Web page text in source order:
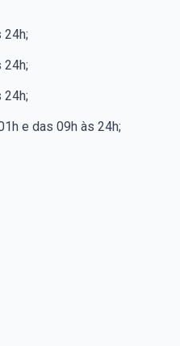
24h;
24h;
24h;
e das 09h às 24h;